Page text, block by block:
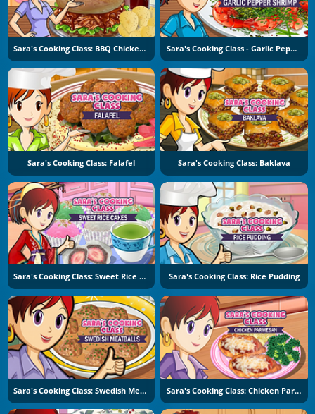
Sara's Cooking Class: BBQ Chicken Sandwich Sara's Cooking Class - Garlic Pepper Shrimp
Sara's Cooking Class: Falafel Sara's Cooking Class: Baklava
Sara's Cooking Class: Sweet Rice Cakes Sara's Cooking Class: Rice Pudding
Sara's Cooking Class: Swedish Meatballs Sara's Cooking Class: Chicken Parmesan